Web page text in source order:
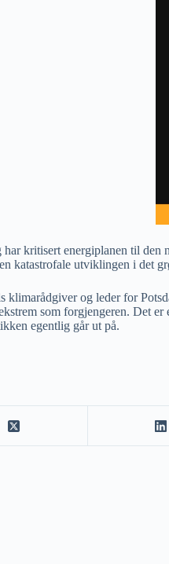
kritisert energiplanen til
katastrofale utviklingen i det
og leder for
som forgjengeren. Det
egentlig går ut på.